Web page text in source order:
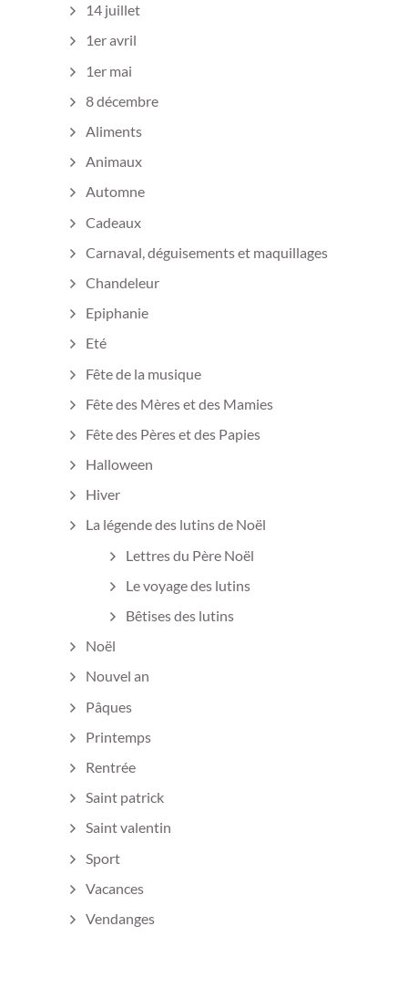
14 juillet
1er avril
1er mai
8 décembre
Aliments
Animaux
Automne
Cadeaux
Carnaval, déguisements et maquillages
Chandeleur
Epiphanie
Eté
Fête de la musique
Fête des Mères et des Mamies
Fête des Pères et des Papies
Halloween
Hiver
La légende des lutins de Noël
Lettres du Père Noël
Le voyage des lutins
Bêtises des lutins
Noël
Nouvel an
Pâques
Printemps
Rentrée
Saint patrick
Saint valentin
Sport
Vacances
Vendanges